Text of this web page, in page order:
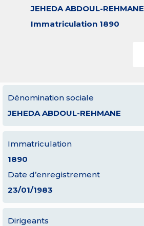
JEHEDA ABDOUL-REHMANE
Immatriculation 1890
Dénomination sociale
JEHEDA ABDOUL-REHMANE
Immatriculation
1890
Date d’enregistrement
23/01/1983
Dirigeants